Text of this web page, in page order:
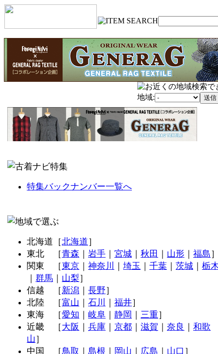
地域:
特集バックナンバー一覧へ
北海道［北海道］
東北 ［青森 岩手 宮城 秋田 山形 福島
関東 ［東京 神奈川 埼玉 千葉 茨城
栃
群馬 山梨］
信越 ［新潟 長野］
北陸 ［富山 石川 福井］
東海 ［愛知 岐阜 静岡 三重］
近畿 ［大阪 兵庫 京都 滋賀 奈良
和歌
山 ］
中国 ［鳥取 島根 岡山 広島 山口 ］